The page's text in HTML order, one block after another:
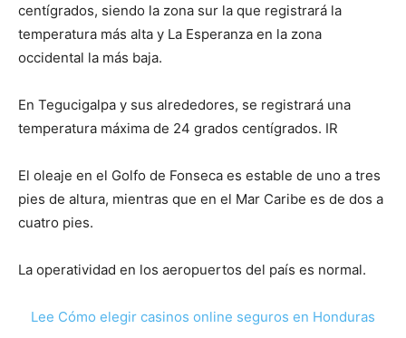
centígrados, siendo la zona sur la que registrará la
temperatura más alta y La Esperanza en la zona
occidental la más baja.
En Tegucigalpa y sus alrededores, se registrará una
temperatura máxima de 24 grados centígrados. IR
El oleaje en el Golfo de Fonseca es estable de uno a tres
pies de altura, mientras que en el Mar Caribe es de dos a
cuatro pies.
La operatividad en los aeropuertos del país es normal.
Lee Cómo elegir casinos online seguros en Honduras